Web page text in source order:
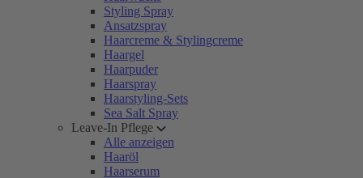
Styling Spray
Ansatzspray
Haarcreme & Stylingcreme
Haargel
Haarpuder
Haarspray
Haarstyling-Sets
Sea Salt Spray
Leave-In Pflege
Alle anzeigen
Haaröl
Haarserum